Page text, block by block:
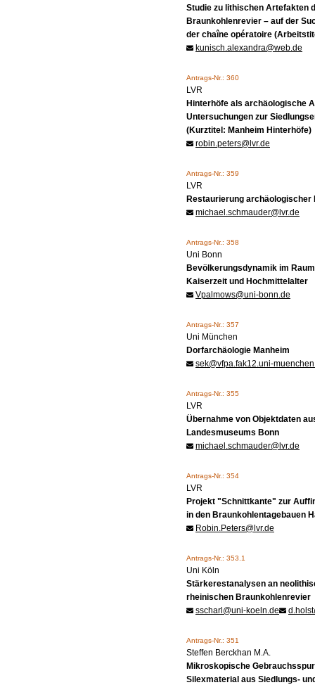
Studie zu lithischen Artefakten
Braunkohlenrevier – auf der
der chaîne opératoire
kunisch.alexandra@web.de
Antrags-Nr.: 360
LVR
Hinterhöfe als archäologische
Untersuchungen zur
(Kurztitel: Manheim Hinterhöfe)
robin.peters@lvr.de
Antrags-Nr.: 359
LVR
Restaurierung archäologischer
michael.schmauder@lvr.de
Antrags-Nr.: 358
Uni Bonn
Bevölkerungsdynamik im
Kaiserzeit und Hochmittelalter
Vpalmows@uni-bonn.de
Antrags-Nr.: 357
Uni München
Dorfarchäologie Manheim
sek@vfpa.fak12.uni-
Antrags-Nr.: 355
LVR
Übernahme von Objektdaten
Landesmuseums Bonn
michael.schmauder@lvr.de
Antrags-Nr.: 354
LVR
Projekt "Schnittkante" zur
in den Braunkohlentagebauen
Robin.Peters@lvr.de
Antrags-Nr.: 353.1
Uni Köln
Stärkerestanalysen an
rheinischen Braunkohlenrevier
sscharl@uni-koeln.de
Antrags-Nr.: 351
Steffen Berckhan M.A.
Mikroskopische
Silexmaterial aus Siedlungs-